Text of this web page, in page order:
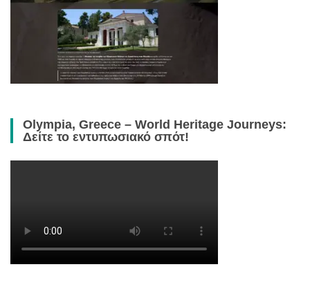
Olympia, Greece – World Heritage Journeys:
Δείτε το εντυπωσιακό σπότ!